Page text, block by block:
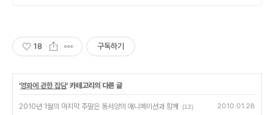
18 구독하기
'영화에 관한 잡담' 카테고리의 다른 글
2010년 1월의 마지막 주말은 동서양의 애니메이션과 함께 (12) 2010.01.28